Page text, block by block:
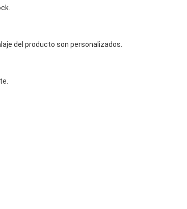
del producto son personalizados.